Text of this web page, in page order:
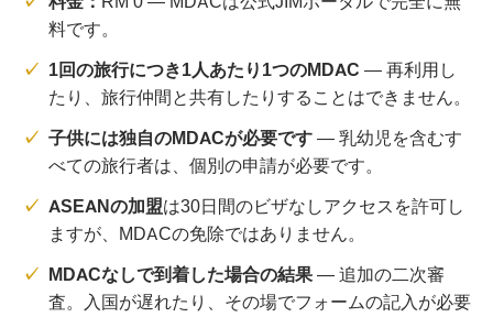
料です。
1回の旅行につき1人あたり1つのMDAC — 再利用し
たり、旅行仲間と共有したりすることはできません。
子供には独自のMDACが必要です— 乳幼児を含むす
べての旅行者は、個別の申請が必要です。
ASEANの加盟は30日間のビザなしアクセスを許可し
ますが、MDACの免除ではありません。
MDACなしで到着した場合の結果— 追加の二次審
査。入国が遅れたり、その場でフォームの記入が必要